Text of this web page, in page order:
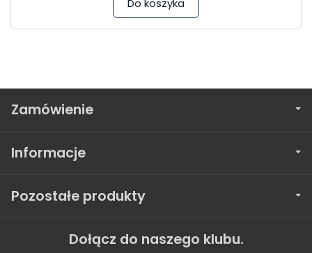
Do koszyka
Zamówienie
Informacje
Pozostałe produkty
Dołącz do naszego klubu.